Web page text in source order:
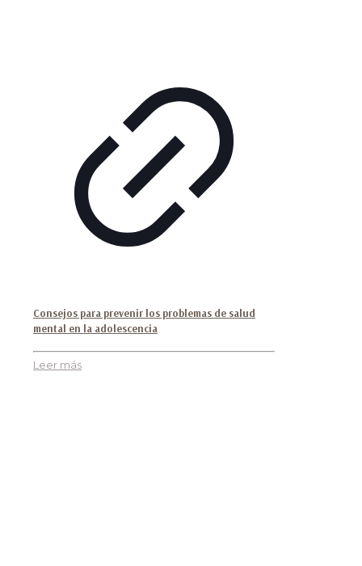
Consejos para prevenir los problemas de salud
mental en la adolescencia
Leer más